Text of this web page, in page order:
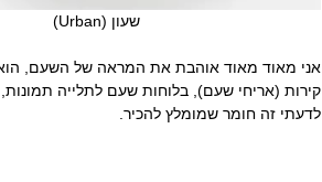
אני מאוד מאוד אוהבת את המראה של השעם,
קירות (אריחי שעם), בלוחות שעם לתלייה
לדעתי זה חומר שמומלץ להכיר.